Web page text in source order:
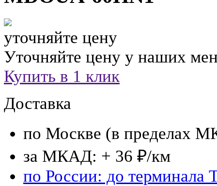
уточняйте цену
Уточняйте цену у наших
Купить в 1 клик
Доставка
по Москве (в пределах
за МКАД: + 36 ₽/км
по России: до терминала